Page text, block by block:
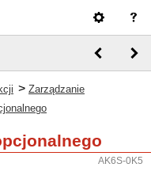
> Zarządzanie
AK6S-0K5